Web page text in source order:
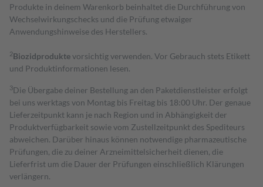
Produkte in deinem Warenkorb beinhaltet die Durchführung von
Wechselwirkungschecks und die Prüfung etwaiger
Anwendungshinweise des Herstellers.
2Biozidproduktevorsichtig verwenden. Vor Gebrauch stets Etikett
und Produktinformationen lesen.
3Die Übergabe deiner Bestellung an den Paketdienstleister erfolgt
bei uns werktags von Montag bis Freitag bis 18:00 Uhr. Der genaue
Lieferzeitpunkt kann je nach Region und in Abhängigkeit der
Produktverfügbarkeit sowie vom Zustellzeitpunkt des Spediteurs
abweichen. Darüber hinaus können notwendige pharmazeutische
Prüfungen, die zu deiner Arzneimittelsicherheit dienen, die
Lieferfrist um die Dauer der Prüfungen einschließlich Klärungen
verlängern.